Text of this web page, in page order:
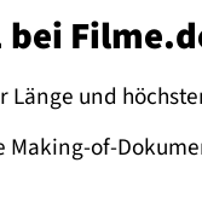
bei
Länge und
Making-of-